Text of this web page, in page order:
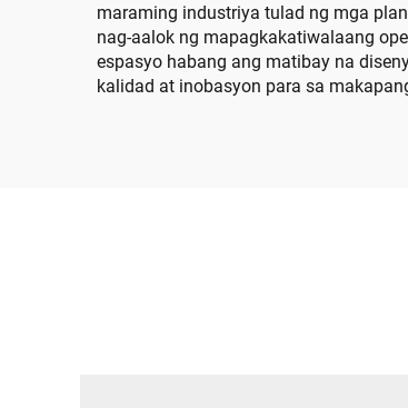
maraming industriya tulad ng mga
nag-aalok ng mapagkakatiwalaang
espasyo habang ang matibay na
kalidad at inobasyon para sa